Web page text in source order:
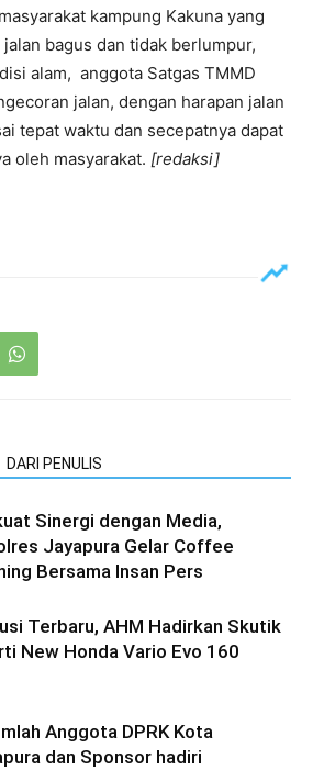
kampung Kakuna yang
bagus dan tidak berlumpur,
alam, anggota Satgas TMMD
jalan, dengan harapan jalan
tepat waktu dan secepatnya dapat
oleh masyarakat. [redaksi]
DARI PENULIS
Sinergi dengan Media,
Jayapura Gelar Coffee
Bersama Insan Pers
Terbaru, AHM Hadirkan Skutik
New Honda Vario Evo 160
Anggota DPRK Kota
dan Sponsor hadiri